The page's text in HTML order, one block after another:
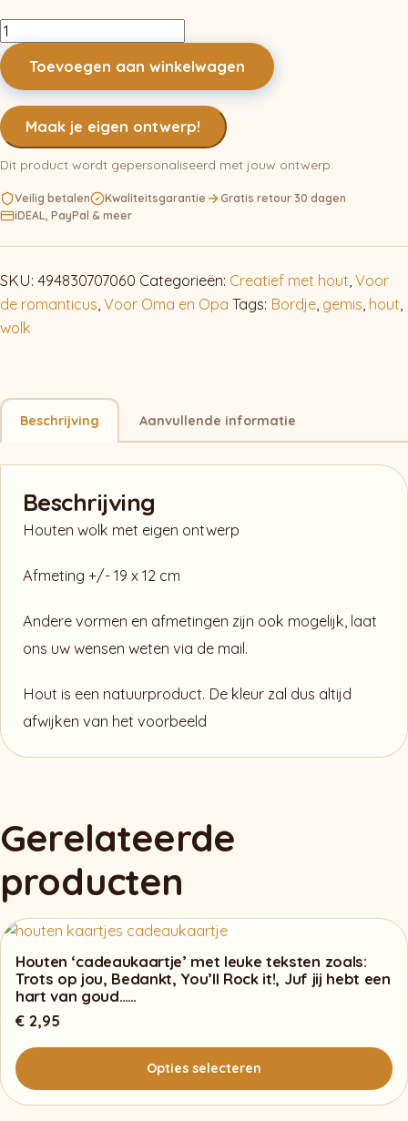
Houten
wolk
met
eigen
ontwerp
aantal
Toevoegen aan winkelwagen
Maak je eigen ontwerp!
Dit product wordt gepersonaliseerd met jouw ontwerp.
Veilig betalen Kwaliteitsgarantie
Gratis retour 30 dagen
iDEAL, PayPal & meer
SKU: 494830707060 Categorieën: Creatief met hout, Voor
de romanticus, Voor Oma en Opa Tags: Bordje, gemis, hout,
wolk
Beschrijving Aanvullende informatie
Beschrijving
Houten wolk met eigen ontwerp
Afmeting +/- 19 x 12 cm
Andere vormen en afmetingen zijn ook mogelijk, laat
ons uw wensen weten via de mail.
Hout is een natuurproduct. De kleur zal dus altijd
afwijken van het voorbeeld
Gerelateerde
producten
Houten ‘cadeaukaartje’ met leuke teksten zoals:
Trots op jou, Bedankt, You’ll Rock it!, Juf jij hebt een
hart van goud……
€ 2,95
Opties selecteren